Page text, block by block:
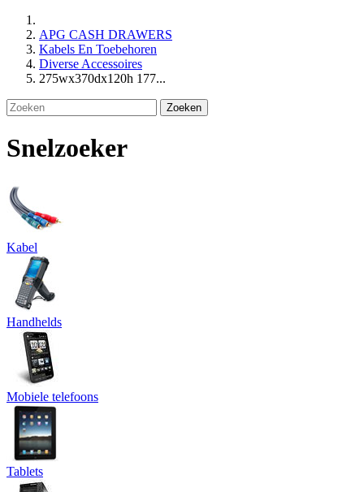
APG CASH DRAWERS
Kabels En Toebehoren
Diverse Accessoires
275wx370dx120h 177...
Zoeken
Snelzoeker
Kabel
Handhelds
Mobiele telefoons
Tablets